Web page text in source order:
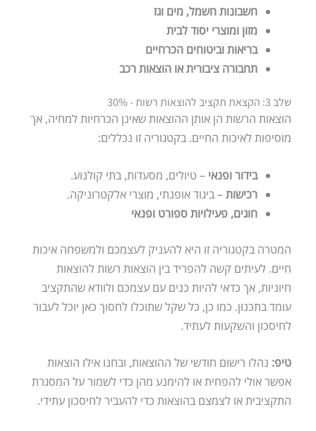
חשבונות חשמל, מים וגז
מזון ומוצרי יסוד לבית
בריאות וביטוחים הכרחיים
תחבורה ציבורית או הוצאות רכב
שלב 3: הקצאת תקציב להוצאות רשות - 30%
הוצאות הרשות הן אותן ההוצאות שאינן הכרחיות למחיה, אך
מוסיפות לאיכות החיים. בקטגוריה זו נכללים:
בידור ופנאי – טיולים, מסעדות, בתי קולנוע.
רכישות– ביגוד אופנתי, מוצרי אלקטרוניקה.
חוגים, פעילויות ספורט ופנאי
המטרה בקטגוריה זו היא להעניק לעצמכם ולמשפחה איכות
חיים. לעיתים קשה להפריד בין הוצאות רשות להוצאות
חיוניות, אך כדאי להיות כנים עם עצמכם ולוודא שהתקציב
עומד בתכנון. כמו כן, כל שקל שתוכלו לחסוך כאן יוכל לעבור
לחיסכון והשקעות לעתיד.
טיפ: נהלו רישום חודשי של ההוצאות, ובחנו אילו הוצאות
אפשר אולי להפחית או להימנע מהן כדי לשמור על המסגרת
התקציבית או לצמצם בהוצאות כדי להעביר לחיסכון עתידי.